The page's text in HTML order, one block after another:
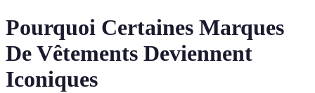
Pourquoi Certaines Marques
De Vêtements Deviennent
Iconiques